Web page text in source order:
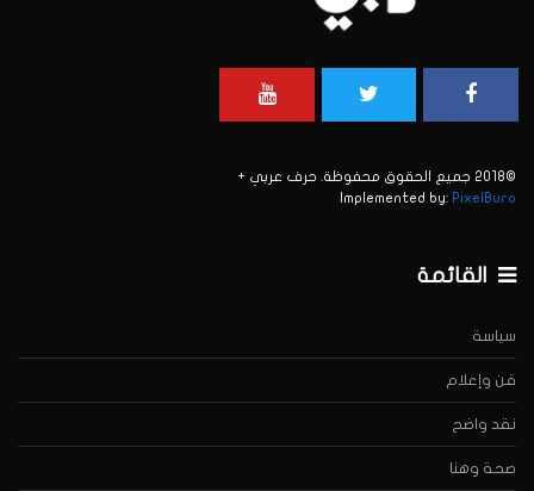
©2018 جميع الحقوق محفوظة. حرف عربي +
Implemented by: PixelBuro
القائمة
سياسة
فن وإعلام
نقد واضح
صحة وهنا